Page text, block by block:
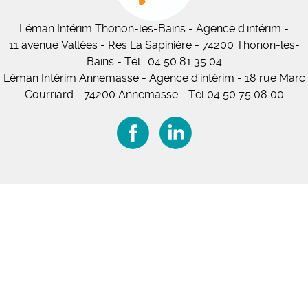
Léman Intérim Thonon-les-Bains - Agence d'intérim -
11avenue Vallées- Res La Sapinière - 74200 Thonon-les-
Bains - Tél : 04 50 81 35 04
Léman Intérim Annemasse - Agence d'intérim - 18 rue Marc
Courriard - 74200 Annemasse - Tél 04 50 75 08 00